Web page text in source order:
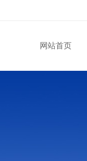
网站首页